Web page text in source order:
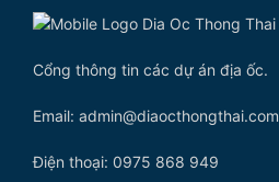
Cổng thông tin các dự án địa ốc.
Email: admin@diaocthongthai.com
Điện thoại: 0975 868 949